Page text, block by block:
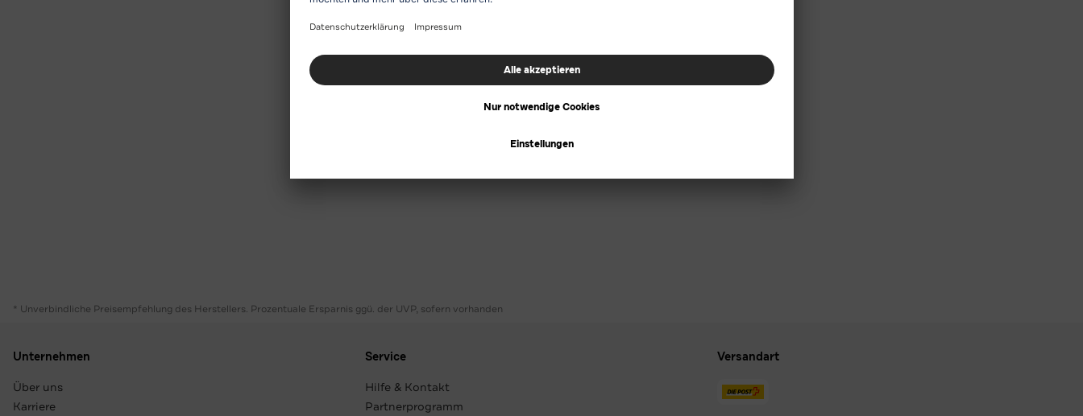
* Unverbindliche Preisempfehlung des Herstellers. Prozentuale Ersparnis ggü. der UVP, sofern vorhanden
Unternehmen
Über uns
Karriere
Service
Hilfe & Kontakt
Partnerprogramm
Versandart